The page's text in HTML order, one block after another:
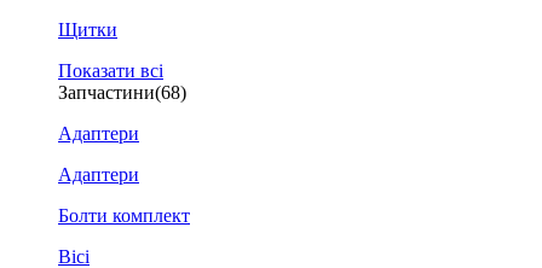
Щитки
Показати всі
Запчастини(68)
Адаптери
Адаптери
Болти комплект
Вісі